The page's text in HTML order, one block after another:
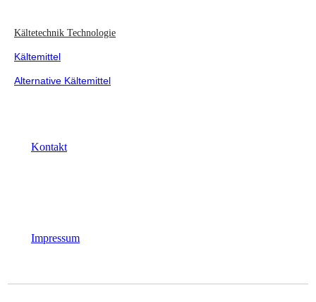
Kältetechnik Technologie
Kältemittel
Alternative Kältemittel
Kontakt
Impressum